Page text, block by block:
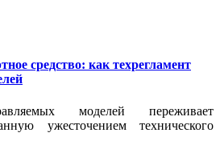
средство: как техрегламент
моделей переживает
ужесточением технического